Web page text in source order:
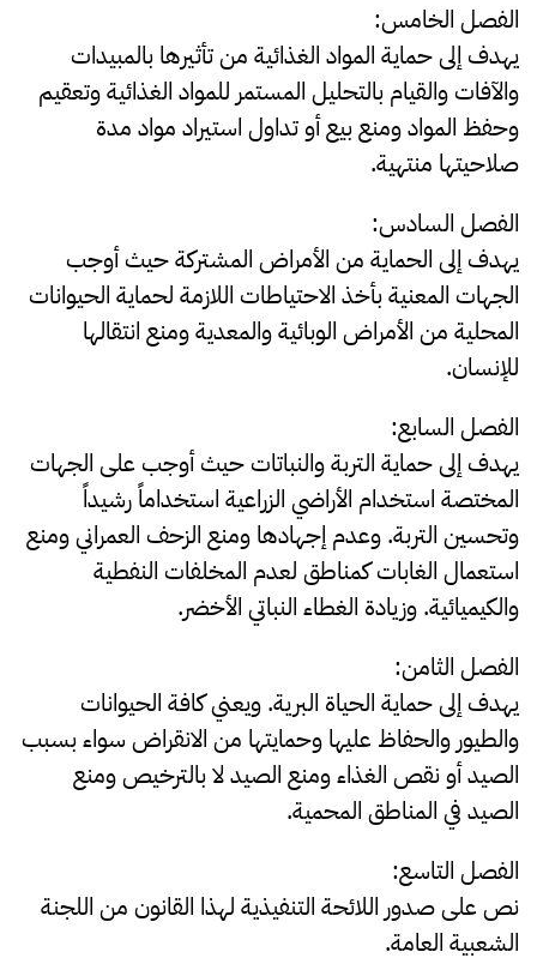
الفصل الخامس:
يهدف إلى حماية المواد الغذائية من تأثيرها بالمبيدات
والآفات والقيام بالتحليل المستمر للمواد الغذائية وتعقيم
وحفظ المواد ومنع بيع أو تداول استيراد مواد مدة
صلاحيتها منتهية.
الفصل السادس:
يهدف إلى الحماية من الأمراض المشتركة حيث أوجب
الجهات المعنية بأخذ الاحتياطات اللازمة لحماية الحيوانات
المحلية من الأمراض الوبائية والمعدية ومنع انتقالها
للإنسان.
الفصل السابع:
يهدف إلى حماية التربة والنباتات حيث أوجب على الجهات
المختصة استخدام الأراضي الزراعية استخداماً رشيداً
وتحسين التربة. وعدم إجهادها ومنع الزحف العمراني ومنع
استعمال الغابات كمناطق لعدم المخلفات النفطية
والكيميائية. وزيادة الغطاء النباتي الأخضر.
الفصل الثامن:
يهدف إلى حماية الحياة البرية. ويعني كافة الحيوانات
والطيور والحفاظ عليها وحمايتها من الانقراض سواء بسبب
الصيد أو نقص الغذاء ومنع الصيد لا بالترخيص ومنع
الصيد في المناطق المحمية.
الفصل التاسع:
نص على صدور اللائحة التنفيذية لهذا القانون من اللجنة
الشعبية العامة.